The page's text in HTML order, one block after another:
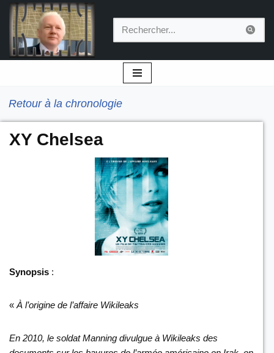
Aller
au
contenu
Retour à la chronologie
XY Chelsea
Synopsis :
« À l’origine de l’affaire Wikileaks
En 2010, le soldat Manning divulgue à Wikileaks des